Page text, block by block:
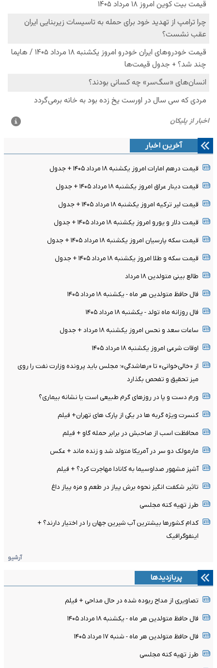
آخرین اخبار
قیمت درهم امارات امروز یکشنبه ۱۸ مرداد ۱۴۰۵ + جدول
قیمت دینار عراق امروز یکشنبه ۱۸ مرداد ۱۴۰۵ + جدول
قیمت لیر ترکیه امروز یکشنبه ۱۸ مرداد ۱۴۰۵ + جدول
قیمت دلار و یورو امروز یکشنبه ۱۸ مرداد ۱۴۰۵ + جدول
قیمت سکه پارسیان امروز یکشنبه ۱۸ مرداد ۱۴۰۵ + جدول
قیمت سکه و طلا امروز یکشنبه ۱۸ مرداد ۱۴۰۵ + جدول
طالع بینی متولدین ۱۸ مرداد
فال حافظ متولدین هر ماه - یکشنبه ۱۸ مرداد ۱۴۰۵
فال روزانه ماه تولد - یکشنبه ۱۸ مرداد ۱۴۰۵
ساعات سعد و نحس امروز یکشنبه ۱۸ مرداد + جدول
اوقات شرعی امروز یکشنبه ۱۸ مرداد ۱۴۰۵
از «خالی‌خوانی» تا «رهاشدگی»؛ مجلس باید پرونده وزارت نفت را روی
میز تحقیق و تفحص بگذارد
ورم دست و پا در روزهای گرم طبیعی است یا نشانه بیماری؟
کنسرت ویژه گربه ها در یکی از پارک های تهران+ فیلم
محافظت اسب از صاحبش در برابر حمله گاو + فیلم
مارمولک دو سر در آمریکا متولد شد و زنده ماند + عکس
آشپز مشهور صداوسیما به کانادا مهاجرت کرد؟ + فیلم
تاثیر شکفت انگیز نحوه برش پیاز در طعم و مزه پیاز داغ
طرز تهیه کته مجلسی
کدام کشورها بیشترین آب شیرین جهان را در اختیار دارند؟ +
اینفوگرافیک
آرشیو
پربازدیدها
تصاویری از مداح ربوده شده در حال مداحی + فیلم
فال حافظ متولدین هر ماه - یکشنبه ۱۸ مرداد ۱۴۰۵
فال حافظ متولدین هر ماه - شنبه ۱۷ مرداد ۱۴۰۵
طرز تهیه کته مجلسی